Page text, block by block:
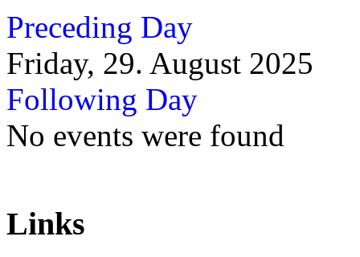
Preceding Day
Friday, 29. August 2025
Following Day
No events were found
Links